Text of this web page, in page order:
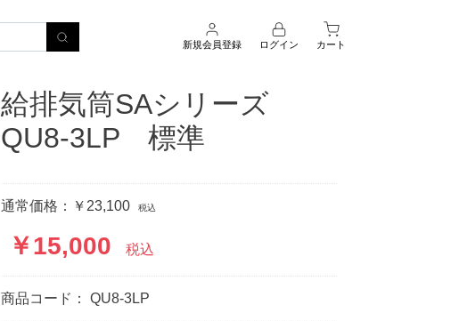
新規会員登録 ログイン カート
給排気筒SAシリーズ
QU8-3LP 標準
通常価格：￥23,100 税込
￥15,000 税込
商品コード： QU8-3LP